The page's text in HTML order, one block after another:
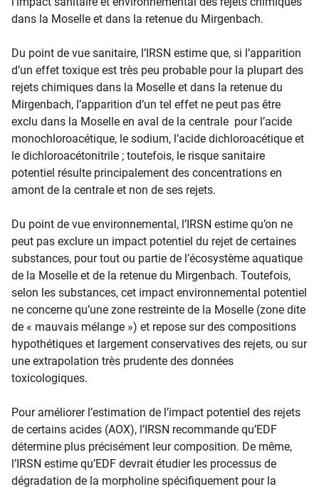
dans la Moselle et dans la retenue du Mirgenbach.
Du point de vue sanitaire, l’IRSN estime que, si l’apparition
d’un effet toxique est très peu probable pour la plupart des
rejets chimiques dans la Moselle et dans la retenue du
Mirgenbach, l’apparition d’un tel effet ne peut pas être
exclu dans la Moselle en aval de la centrale pour l’acide
monochloroacétique, le sodium, l’acide dichloroacétique et
le dichloroacétonitrile ; toutefois, le risque sanitaire
potentiel résulte principalement des concentrations en
amont de la centrale et non de ses rejets.
Du point de vue environnemental, l’IRSN estime qu’on ne
peut pas exclure un impact potentiel du rejet de certaines
substances, pour tout ou partie de l’écosystème aquatique
de la Moselle et de la retenue du Mirgenbach. Toutefois,
selon les substances, cet impact environnemental potentiel
ne concerne qu’une zone restreinte de la Moselle (zone dite
de « mauvais mélange ») et repose sur des compositions
hypothétiques et largement conservatives des rejets, ou sur
une extrapolation très prudente des données
toxicologiques.
Pour améliorer l’estimation de l’impact potentiel des rejets
de certains acides (AOX), l’IRSN recommande qu’EDF
détermine plus précisément leur composition. De même,
l’IRSN estime qu’EDF devrait étudier les processus de
dégradation de la morpholine spécifiquement pour la